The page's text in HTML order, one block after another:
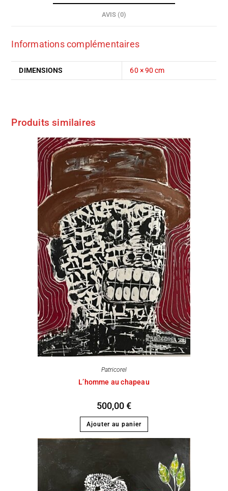
AVIS (0)
Informations complémentaires
DIMENSIONS 60 × 90 cm
Produits similaires
Patricorel
L’homme au chapeau
500,00€
Ajouter au panier